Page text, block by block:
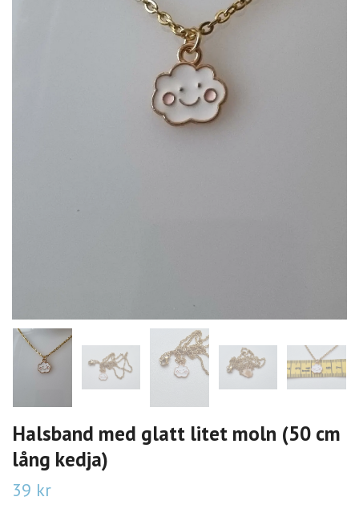
Halsband med glatt litet moln (50 cm
lång kedja)
39 kr